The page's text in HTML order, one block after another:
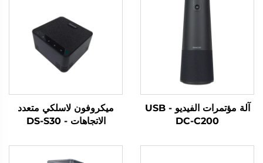
آلة مؤتمرات الفيديو USB -
DC-C200
ميكروفون لاسلكي متعدد
الاتجاهات - DS-S30